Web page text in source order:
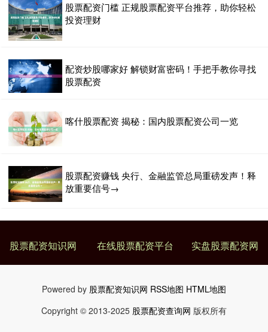
股票配资门槛 正规股票配资平台推荐，助你轻松
投资理财
配资炒股哪家好 解锁财富密码！手把手教你寻找
股票配资
喀什股票配资 揭秘：国内股票配资公司一览
股票配资赚钱 央行、金融监管总局重磅发声！释
放重要信号→
股票配资知识网 在线股票配资平台 实盘股票配资网
Powered by 股票配资知识网 RSS地图 HTML地图
Copyright © 2013-2025 股票配资查询网 版权所有